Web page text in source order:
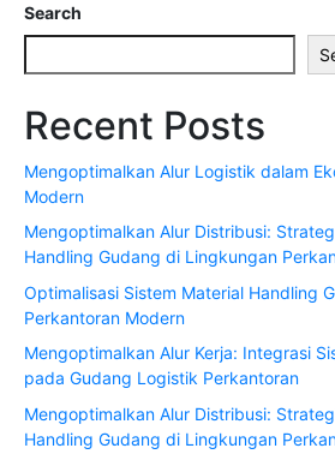
Search
Recent Posts
Mengoptimalkan Alur Logistik dalam
Modern
Mengoptimalkan Alur Distribusi:
Handling Gudang di Lingkungan
Optimalisasi Sistem Material Handling
Perkantoran Modern
Mengoptimalkan Alur Kerja: Integrasi
pada Gudang Logistik Perkantoran
Mengoptimalkan Alur Distribusi:
Handling Gudang di Lingkungan